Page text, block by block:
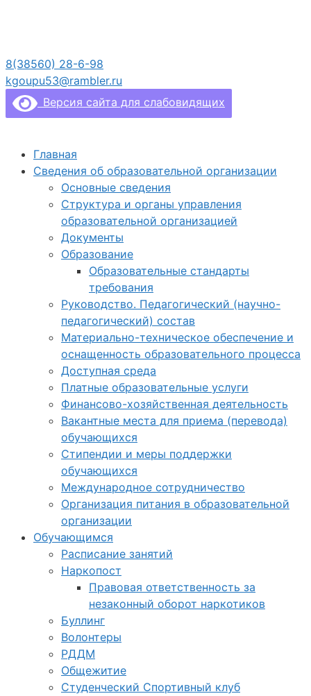
8(38560) 28-6-98
kgoupu53@rambler.ru
Версия сайта для слабовидящих
Главная
Сведения об образовательной организации
Основные сведения
Структура и органы управления
образовательной организацией
Документы
Образование
Образовательные стандарты
требования
Руководство. Педагогический (научно-
педагогический) состав
Материально-техническое обеспечение и
оснащенность образовательного процесса
Доступная среда
Платные образовательные услуги
Финансово-хозяйственная деятельность
Вакантные места для приема (перевода)
обучающихся
Стипендии и меры поддержки
обучающихся
Международное сотрудничество
Организация питания в образовательной
организации
Обучающимся
Расписание занятий
Наркопост
Правовая ответственность за
незаконный оборот наркотиков
Буллинг
Волонтеры
РДДМ
Общежитие
Студенческий Спортивный клуб